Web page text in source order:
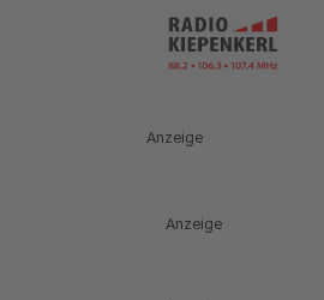
Anzeige
Anzeige